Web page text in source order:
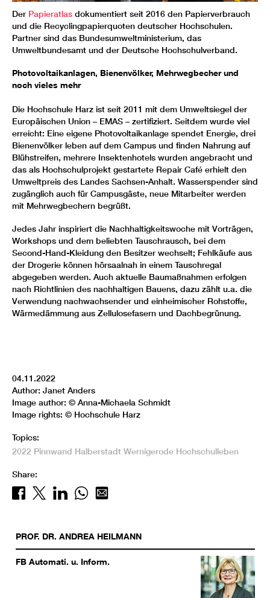
Der Papieratlas dokumentiert seit 2016 den Papierverbrauch
und die Recyclingpapierquoten deutscher Hochschulen.
Partner sind das Bundesumweltministerium, das
Umweltbundesamt und der Deutsche Hochschulverband.
Photovoltaikanlagen, Bienenvölker, Mehrwegbecher und
noch vieles mehr
Die Hochschule Harz ist seit 2011 mit dem Umweltsiegel der
Europäischen Union – EMAS – zertifiziert. Seitdem wurde viel
erreicht: Eine eigene Photovoltaikanlage spendet Energie, drei
Bienenvölker leben auf dem Campus und finden Nahrung auf
Blühstreifen, mehrere Insektenhotels wurden angebracht und
das als Hochschulprojekt gestartete Repair Café erhielt den
Umweltpreis des Landes Sachsen-Anhalt. Wasserspender sind
zugänglich auch für Campusgäste, neue Mitarbeiter werden
mit Mehrwegbechern begrüßt.
Jedes Jahr inspiriert die Nachhaltigkeitswoche mit Vorträgen,
Workshops und dem beliebten Tauschrausch, bei dem
Second-Hand-Kleidung den Besitzer wechselt; Fehlkäufe aus
der Drogerie können hörsaalnah in einem Tauschregal
abgegeben werden. Auch aktuelle Baumaßnahmen erfolgen
nach Richtlinien des nachhaltigen Bauens, dazu zählt u.a. die
Verwendung nachwachsender und einheimischer Rohstoffe,
Wärmedämmung aus Zellulosefasern und Dachbegrünung.
04.11.2022
Author: Janet Anders
Image author: © Anna-Michaela Schmidt
Image rights: © Hochschule Harz
Topics:
2022 Pinnwand Halberstadt Wernigerode Hochschulleben
Share:
PROF. DR. ANDREA HEILMANN
FB Automati. u. Inform.